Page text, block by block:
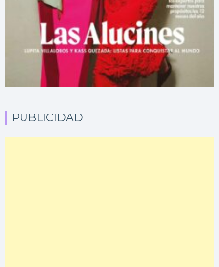
PUBLICIDAD